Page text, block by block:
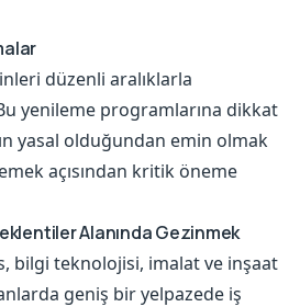
düzenli aralıklarla
yenileme programlarına dikkat
yasal olduğundan emin olmak
açısından kritik öneme
Alanında Gezinmek
bilgi teknolojisi, imalat ve inşaat
geniş bir yelpazede iş